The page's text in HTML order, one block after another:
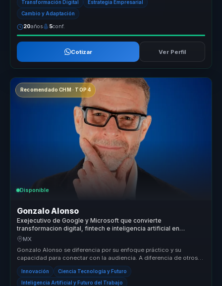
Transformación Digital Estrategia Empresarial
Cambio y Adaptación
20años 5conf.
Cotizar Ver Perfil
Recomendado CHM · TOP 4
Disponible
Gonzalo Alonso
Exejecutivo de Google y Microsoft que convierte
transformacion digital, fintech e inteligencia artificial en
crecimiento y mejores decisiones para empresas.
MX
Gonzalo Alonso se diferencia por su enfoque práctico y su
capacidad para conectar con la audiencia. A diferencia de otros
speakers, Gonza...
Innovación Ciencia Tecnología y Futuro
Inteligencia Artificial y Futuro del Trabajo